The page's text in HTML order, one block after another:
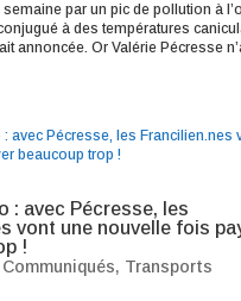
par un pic de pollution à
à des températures
annoncée. Or Valérie Pécresse
: avec Pécresse, les
vont une nouvelle fois
!
Communiqués, Transports